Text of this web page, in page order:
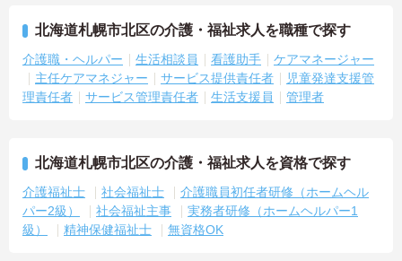
北海道札幌市北区の介護・福祉求人を職種で探す
介護職・ヘルパー 生活相談員 看護助手
ケアマネージャー
主任ケアマネジャー
サービス提供責任者
児童発達支援管
理責任者
サービス管理責任者 生活支援員 管理者
北海道札幌市北区の介護・福祉求人を資格で探す
介護福祉士 社会福祉士
介護職員初任者研修（ホームヘル
パー2級）
社会福祉主事
実務者研修（ホームヘルパー1
級）
精神保健福祉士 無資格OK